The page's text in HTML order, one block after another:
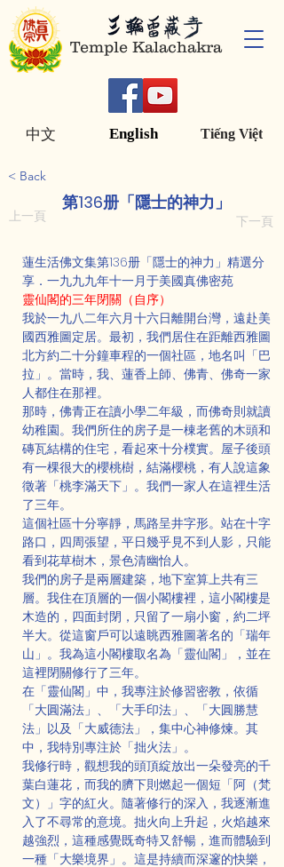
Temple Kalachakra
English Tiếng Việt
中文
< Back
第136册「隱士的神力」
上一頁 下一頁
蓮生活佛文集第136册「隱士的神力」精選分
享．一九九九年十一月于美國真佛密苑
靈仙閣的三年閉關（自序）
我於一九八二年六月十六日離開台灣，遠赴美
國西雅圖定居。最初，我們居住在距離西雅圖
北方約二十分鐘車程的一個社區，地名叫「巴
拉」。當時，我、蓮香上師、佛青、佛奇一家
人都住在那裡。
那時，佛青正在讀小學二年級，而佛奇則就讀
幼稚園。我們所住的房子是一棟老舊的木頭和
磚瓦結構的住宅，看起來十分樸實。屋子後頭
有一棵很大的櫻桃樹，結滿櫻桃，有人說這象
徵著「桃李滿天下」。我們一家人在這裡生活
了三年。
這個社區十分寧靜，馬路呈井字形。站在十字
路口，四周張望，平日幾乎見不到人影，只能
看到花草樹木，景色清幽怡人。
我們的房子是兩層建築，地下室算上共有三
層。我住在頂層的一個小閣樓裡，這小閣樓是
木造的，四面封閉，只留了一扇小窗，約二坪
半大。從這窗戶可以遠眺西雅圖著名的「瑞年
山」。我為這小閣樓取名為「靈仙閣」，並在
這裡閉關修行了三年。
在「靈仙閣」中，我專注於修習密教，依循
「大圓滿法」、「大手印法」、「大圓勝慧
法」以及「大威德法」，集中心神修煉。其
中，我特別專注於「拙火法」。
我修行時，觀想我的頭頂綻放出一朵發亮的千
葉白蓮花，而我的臍下則燃起一個短「阿（梵
文）」字的紅火。隨著修行的深入，我逐漸進
入了不尋常的意境。拙火向上升起，火焰越來
越強烈，這種感覺既奇特又舒暢，進而體驗到
一種「大樂境界」。這是持續而深邃的快樂，